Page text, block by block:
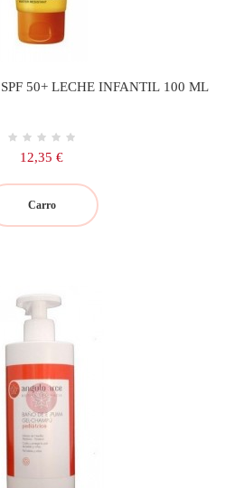
50+ LECHE INFANTIL 100 ML
Precio
12,35 €
Carro